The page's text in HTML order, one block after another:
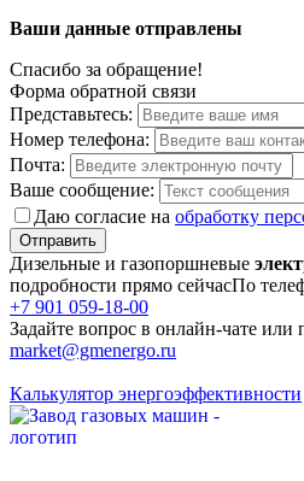
Ваши данные отправлены
Спасибо за обращение!
Форма обратной связи
Представьтесь:
Номер телефона:
Почта:
Ваше сообщение:
Даю согласие на обработку
Отправить
Дизельные и газопоршневые
подробности прямо сейчасПо
+7 901 059-18-00
Задайте вопрос в онлайн-чате или
market@gmenergo.ru
Калькулятор энергоэффективности